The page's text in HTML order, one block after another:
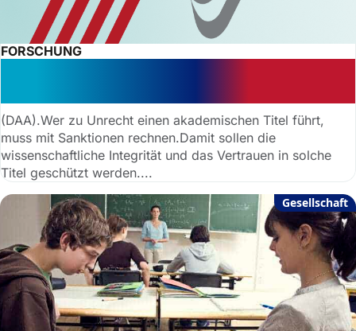
FORSCHUNG
(DAA).Wer zu Unrecht einen akademischen Titel führt,
muss mit Sanktionen rechnen.Damit sollen die
wissenschaftliche Integrität und das Vertrauen in solche
Titel geschützt werden....
Gesellschaft